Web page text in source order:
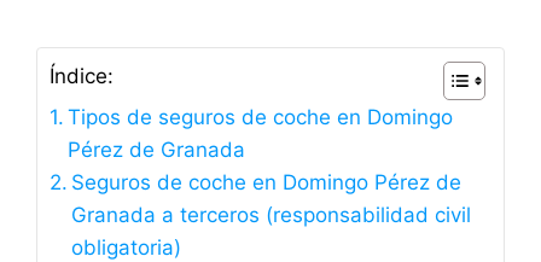
Índice:
Tipos de seguros de coche en Domingo
Pérez de Granada
Seguros de coche en Domingo Pérez de
Granada a terceros (responsabilidad civil
obligatoria)